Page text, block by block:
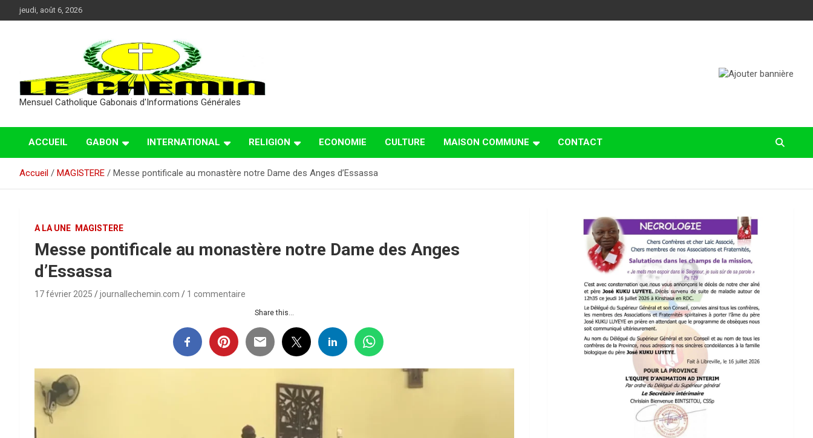
au
jeudi, août 6, 2026
Mensuel Catholique Gabonais d'Informations Générales
ACCUEIL GABON INTERNATIONAL RELIGION ECONOMIE CULTURE MAISON COMMUNE CONTACT
Accueil MAGISTERE Messe pontificale au monastère notre Dame des Anges d’Essassa
A LA UNE MAGISTERE
Messe pontificale au monastère notre Dame des Anges
d’Essassa
17 février 2025 journallechemin.com 1 commentaire
Share this...